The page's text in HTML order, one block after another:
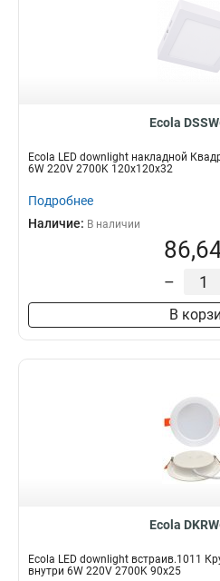
Ecola
Ecola LED downlight накладной
6W 220V 2700K 120x120x32
Подробнее
Наличие: В наличии
–
В
Ecola
Ecola LED downlight встраив.1011
внутри 6W 220V 2700K 90x25